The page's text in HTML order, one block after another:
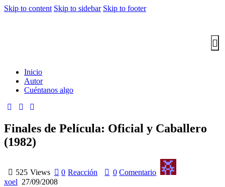
Skip to content Skip to sidebar Skip to footer
Inicio
Autor
Cuéntanos algo
Finales de Película: Oficial y Caballero
(1982)
525 Views 0 Reacción 0 Comentario
xoel 27/09/2008